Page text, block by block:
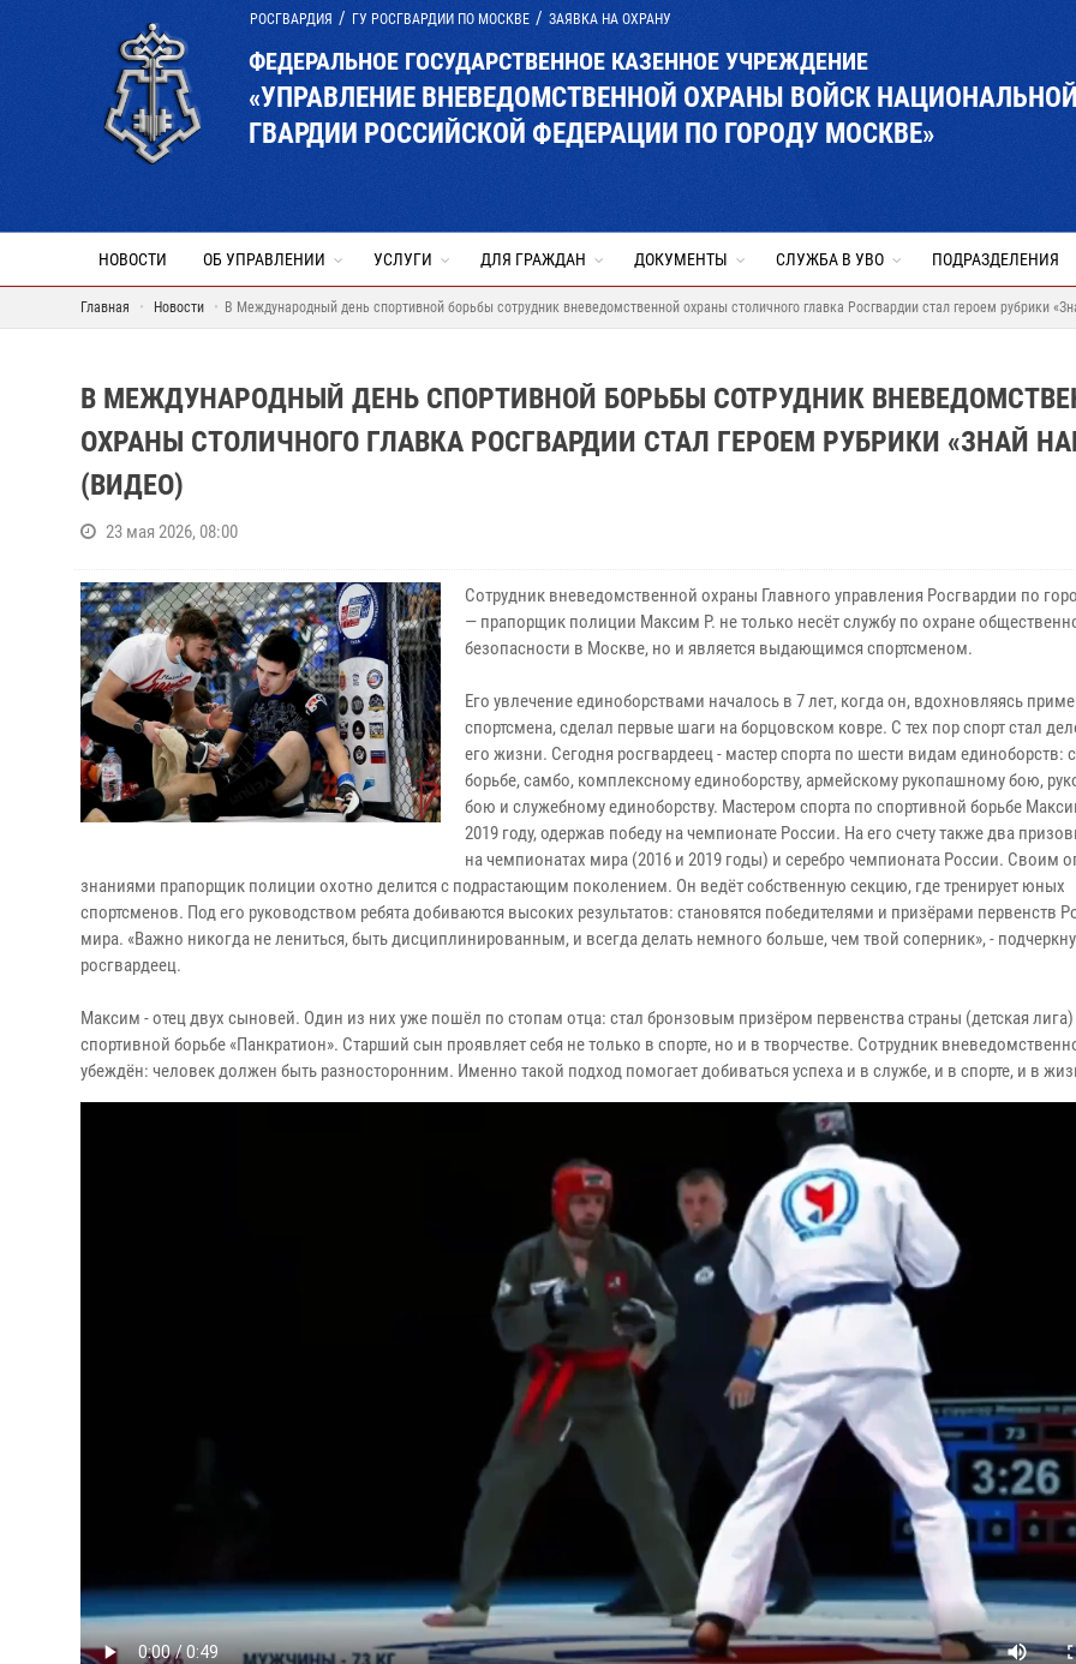
РОСГВАРДИЯ ГУ РОСГВАРДИИ ПО МОСКВЕ ЗАЯВКА НА ОХРАНУ
ФЕДЕРАЛЬНОЕ ГОСУДАРСТВЕННОЕ КАЗЕННОЕ УЧРЕЖДЕНИЕ
«УПРАВЛЕНИЕ ВНЕВЕДОМСТВЕННОЙ ОХРАНЫ ВОЙСК НАЦИОНАЛЬНОЙ
ГВАРДИИ РОССИЙСКОЙ ФЕДЕРАЦИИ ПО ГОРОДУ МОСКВЕ»
НОВОСТИ ОБ УПРАВЛЕНИИ УСЛУГИ ДЛЯ ГРАЖДАН ДОКУМЕНТЫ СЛУЖБА В УВО ПОДРАЗДЕЛЕНИЯ
Главная Новости В Международный день спортивной борьбы сотрудник вневедомственной охраны столичного главка Росгвардии стал героем рубрики
В МЕЖДУНАРОДНЫЙ ДЕНЬ СПОРТИВНОЙ БОРЬБЫ СОТРУДНИК
ОХРАНЫ СТОЛИЧНОГО ГЛАВКА РОСГВАРДИИ СТАЛ ГЕРОЕМ РУБРИКИ «ЗНАЙ
(ВИДЕО)
23 мая 2026, 08:00
Сотрудник вневедомственной охраны Главного управления Росгвардии по
— прапорщик полиции Максим Р. не только несёт службу по охране
безопасности в Москве, но и является выдающимся спортсменом.
Его увлечение единоборствами началось в 7 лет, когда он, вдохновляясь
спортсмена, сделал первые шаги на борцовском ковре. С тех пор спорт стал
его жизни. Сегодня росгвардеец - мастер спорта по шести видам единоборств:
борьбе, самбо, комплексному единоборству, армейскому рукопашному бою,
бою и служебному единоборству. Мастером спорта по спортивной борьбе
2019 году, одержав победу на чемпионате России. На его счету также два
на чемпионатах мира (2016 и 2019 годы) и серебро чемпионата России. Своим
знаниями прапорщик полиции охотно делится с подрастающим поколением. Он ведёт собственную секцию, где тренирует юных
спортсменов. Под его руководством ребята добиваются высоких результатов: становятся победителями и призёрами первенств
мира. «Важно никогда не лениться, быть дисциплинированным, и всегда делать немного больше, чем твой соперник», -
росгвардеец.
Максим - отец двух сыновей. Один из них уже пошёл по стопам отца: стал бронзовым призёром первенства страны (детская
спортивной борьбе «Панкратион». Старший сын проявляет себя не только в спорте, но и в творчестве. Сотрудник
убеждён: человек должен быть разносторонним. Именно такой подход помогает добиваться успеха и в службе, и в спорте, и в